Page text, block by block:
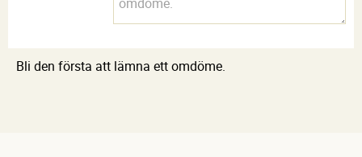
Bli den första att lämna ett omdöme.